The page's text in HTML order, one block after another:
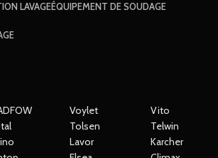
LAVAGEÉQUIPEMENT DE SOUDAGE
Voylet
Vito
Tolsen
Telwin
Lavor
Karcher